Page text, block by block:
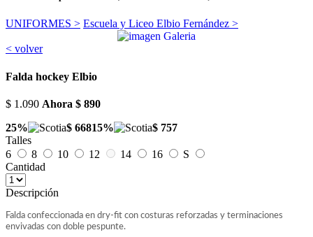
UNIFORMES > Escuela y Liceo Elbio Fernández >
< volver
Falda hockey Elbio
$ 1.090 Ahora $ 890
25%
$ 66815%
$ 757
Talles
6
8 10 12 14 16
S
Cantidad
Descripción
Falda confeccionada en dry-fit con costuras reforzadas y terminaciones
envivadas con doble pespunte.